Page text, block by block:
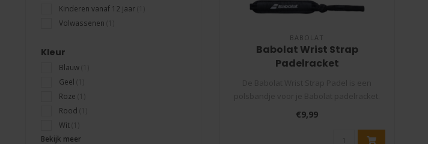
Kinderen vanaf 12 jaar
Volwassenen
Kleur
Blauw
Geel
Roze
Rood
Wit
Bekijk meer
BABOLAT
Babolat Wrist Strap
Padelracket
Verv..
€9,99